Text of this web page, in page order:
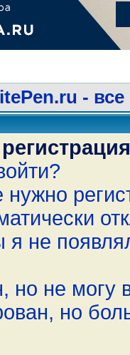
- все
я не
но не могу
но